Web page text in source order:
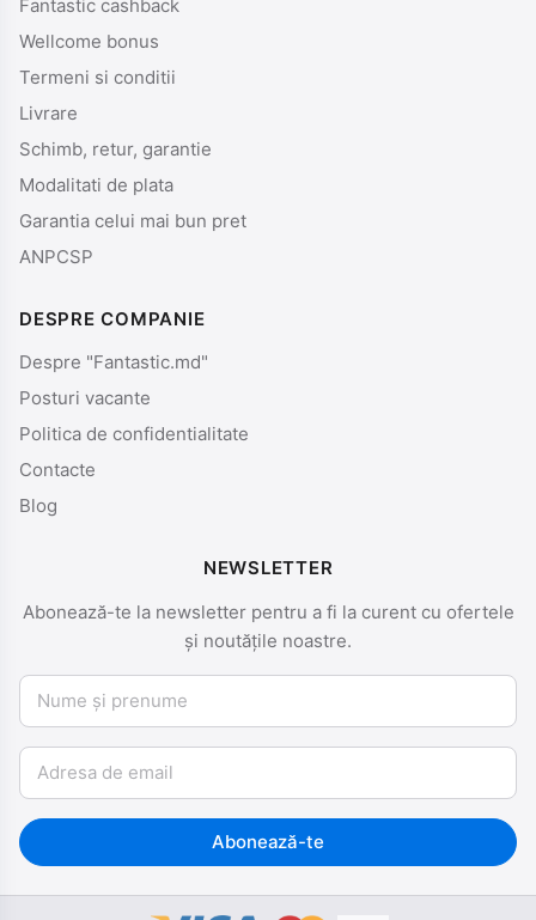
Fantastic cashback
Wellcome bonus
Termeni si conditii
Livrare
Schimb, retur, garantie
Modalitati de plata
Garantia celui mai bun pret
ANPCSP
DESPRE COMPANIE
Despre "Fantastic.md"
Posturi vacante
Politica de confidentialitate
Contacte
Blog
NEWSLETTER
Abonează-te la newsletter pentru a fi la curent cu ofertele
și noutățile noastre.
Nume și prenume
Email
Abonează-te